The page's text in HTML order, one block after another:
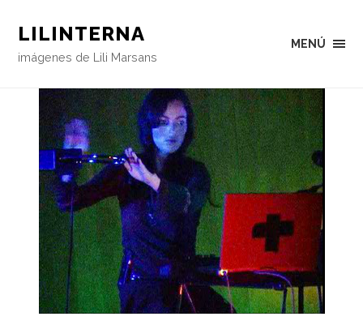
LILINTERNA
imágenes de Lili Marsans
MENÚ